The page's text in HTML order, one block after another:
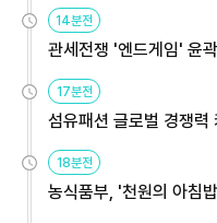
14분전
관세전쟁 '엔드게임' 윤
용해야
17분전
섬유패션 글로벌 경쟁
원
18분전
농식품부, '천원의 아침